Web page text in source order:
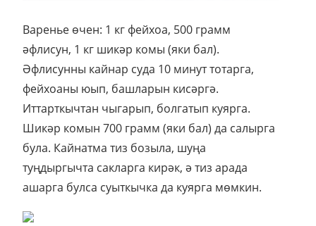
Варенье өчен: 1 кг фейхоа, 500 грамм
әфлисун, 1 кг шикәр комы (яки бал).
Әфлисунны кайнар суда 10 минут тотарга,
фейхоаны юып, башларын кисәргә.
Иттарткычтан чыгарып, болгатып куярга.
Шикәр комын 700 грамм (яки бал) да салырга
була. Кайнатма тиз бозыла, шуңа
туңдыргычта сакларга кирәк, ә тиз арада
ашарга булса суыткычка да куярга мөмкин.